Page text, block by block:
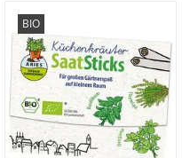
BIO